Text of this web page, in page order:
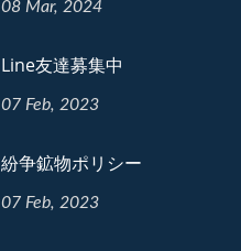
08 Mar, 2024
Line友達募集中
07 Feb, 2023
紛争鉱物ポリシー
07 Feb, 2023